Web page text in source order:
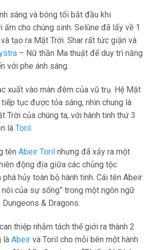
sáng và bóng tối bắt đầu khi
ấm cho chúng sinh. Selûne đã lấy về 1
tạo ra Mặt Trời. Shar rất tức giận và
– Nữ thần Ma thuật để duy trì năng
với phe ánh sáng.
xuất vào màn đêm của vũ trụ. Hệ Mặt
tục được tỏa sáng, nhìn chung là
Trời của chúng ta, với hành tinh thứ 3
là Toril .
tên Abeir Toril nhưng đã xảy ra một
động địa giữa các chủng tộc
hủy toàn bộ hành tinh. Cái tên Abeir
nôi của sự sống” trong một ngôn ngữ
& Dragons.
thiệp nhằm tách thế giới ra thành 2
là Abeir và Toril cho mỗi bên một hành